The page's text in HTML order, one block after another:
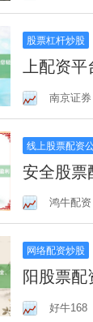
股票杠杆炒股
上配资平
助您轻松
南京证券
线上股票配资
安全股票
安心盈利！
鸿牛配资
网络配资炒股
阳股票配
全、高效
好牛168